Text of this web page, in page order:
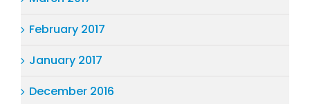
February 2017
January 2017
December 2016